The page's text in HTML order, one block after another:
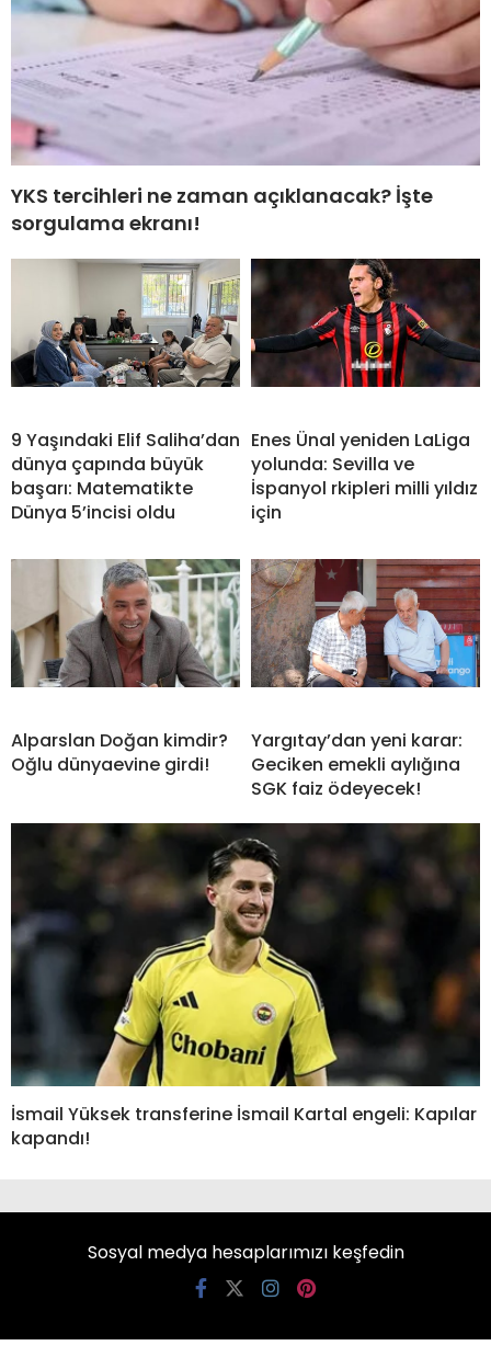
YKS tercihleri ne zaman açıklanacak? İşte
sorgulama ekranı!
9 Yaşındaki Elif Saliha’dan
dünya çapında büyük
başarı: Matematikte
Dünya 5’incisi oldu
Enes Ünal yeniden LaLiga
yolunda: Sevilla ve
İspanyol rkipleri milli yıldız
için
Alparslan Doğan kimdir?
Oğlu dünyaevine girdi!
Yargıtay’dan yeni karar:
Geciken emekli aylığına
SGK faiz ödeyecek!
İsmail Yüksek transferine İsmail Kartal engeli: Kapılar
kapandı!
Sosyal medya hesaplarımızı keşfedin